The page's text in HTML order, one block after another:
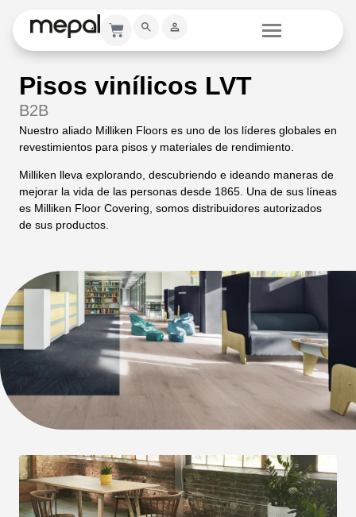
Pisos vinílicos LVT
B2B
Nuestro aliado Milliken Floors es uno de los líderes globales en
revestimientos para pisos y materiales de rendimiento.​
Milliken lleva explorando, descubriendo e ideando maneras de
mejorar la vida de las personas desde 1865. Una de sus líneas
es Milliken Floor Covering, somos distribuidores autorizados
de sus productos.